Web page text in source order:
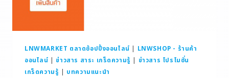
LNWMARKET ตลาดช้อปปิ้งออนไลน์ | LNWSHOP - ร้านค้า
ออนไลน์ |ข่าวสาร สาระ เกร็ดความรู้ | ข่าวสาร โปรโมชั่น
เกร็ดความรู้ | บทความแนะนำ